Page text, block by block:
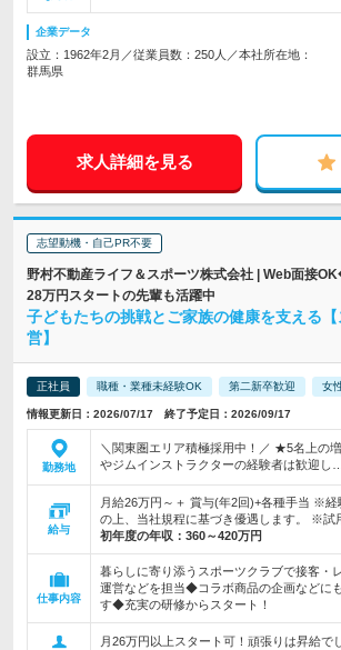
企業データ
設立：1962年2月／従業員数：250人／本社所在地：
群馬県
求人詳細を見る
志望動機・自己PR不要
野村不動産ライフ＆スポーツ株式会社 | Web面接
28万円スタートの先輩も活躍中
子どもたちの挑戦とご家族の健康を支える
営】
正社員 職種・業種未経験OK 第二新卒歓迎 女
情報更新日：2026/07/17 終了予定日：2026/09/17
勤務地
＼関東圏エリア積極採用中！／ ★5名上の
やジムインストラクターの経験者は歓迎し…
給与
月給26万円～＋ 賞与(年2回)+各種手当 ※経
の上、当社規程に基づき優遇します。 ※試
初年度の年収： 360～420万円
仕事内容
暮らしに寄り添うスポーツクラブで接客・
運営などを担当◆コラボ商品の企画などに
す◆充実の研修からスタート！
月26万円以上スタート可！頑張りは昇給で